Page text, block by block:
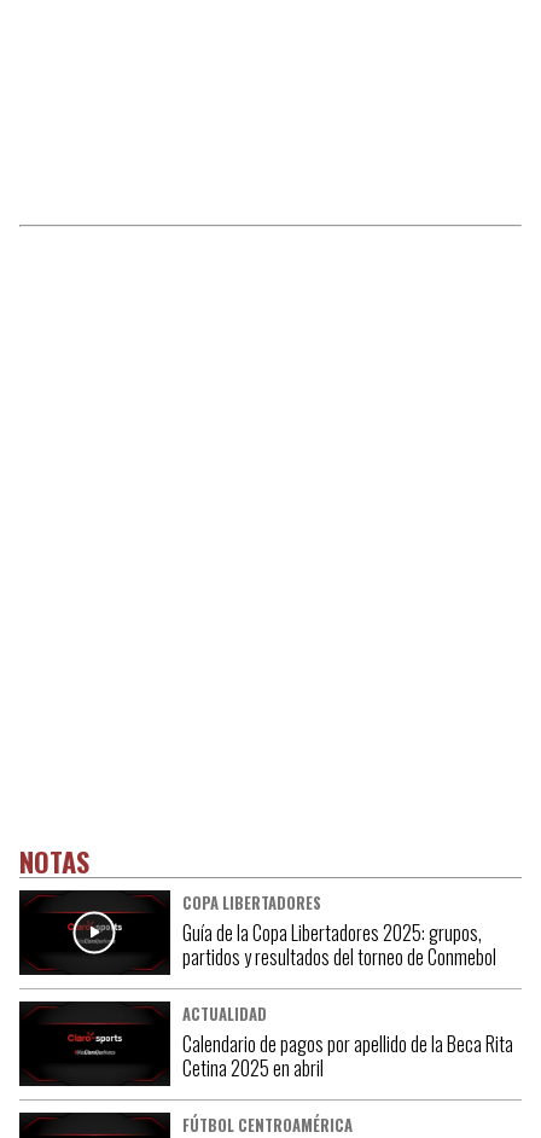
NOTAS
COPA LIBERTADORES
Guía de la Copa Libertadores 2025: grupos,
partidos y resultados del torneo de Conmebol
ACTUALIDAD
Calendario de pagos por apellido de la Beca Rita
Cetina 2025 en abril
FÚTBOL CENTROAMÉRICA